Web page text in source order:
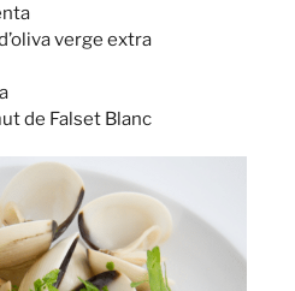
verge extra
de Falset Blanc